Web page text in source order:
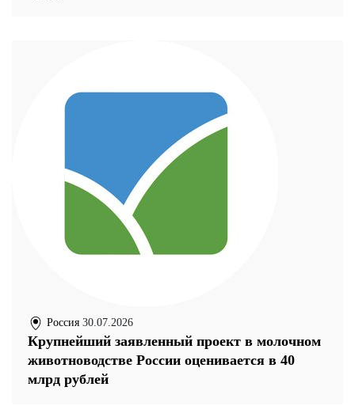
Россия 30.07.2026
Крупнейший заявленный проект в молочном
животноводстве России оценивается в 40
млрд рублей